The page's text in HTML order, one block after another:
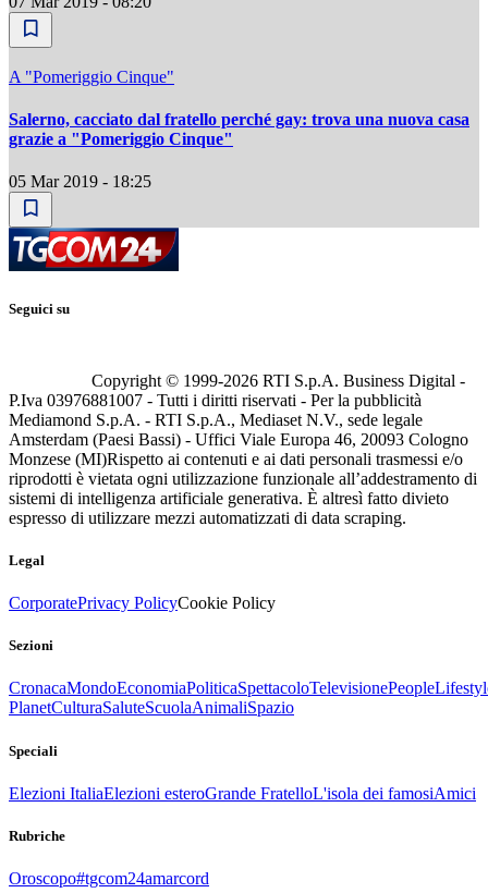
A "Pomeriggio Cinque"
Salerno, cacciato dal fratello perché gay: trova una nuova casa
grazie a "Pomeriggio Cinque"
05 Mar 2019 - 18:25
Seguici su
Copyright © 1999-2026 RTI S.p.A. Business Digital -
P.Iva 03976881007 - Tutti i diritti riservati - Per la pubblicità
Mediamond S.p.A. - RTI S.p.A., Mediaset N.V., sede legale
Amsterdam (Paesi Bassi) - Uffici Viale Europa 46, 20093 Cologno
Monzese (MI)Rispetto ai contenuti e ai dati personali trasmessi e/o
riprodotti è vietata ogni utilizzazione funzionale all’addestramento di
sistemi di intelligenza artificiale generativa. È altresì fatto divieto
espresso di utilizzare mezzi automatizzati di data scraping.
Legal
CorporatePrivacy PolicyCookie Policy
Sezioni
CronacaMondoEconomiaPoliticaSpettacoloTelevisionePeople
PlanetCulturaSaluteScuolaAnimaliSpazio
Speciali
Elezioni ItaliaElezioni esteroGrande FratelloL'isola dei famosiAmici
Rubriche
Oroscopo#tgcom24amarcord